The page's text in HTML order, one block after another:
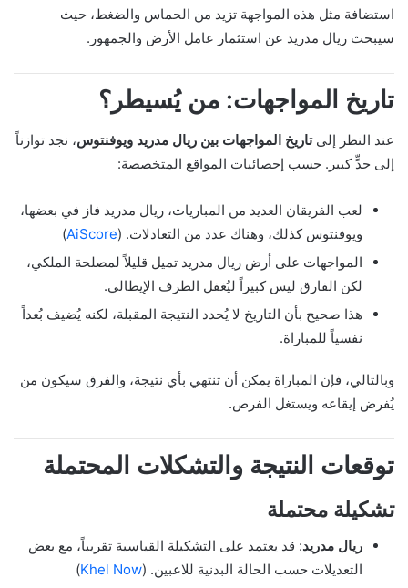
استضافة مثل هذه المواجهة تزيد من الحماس والضغط، حيث
سيبحث ريال مدريد عن استثمار عامل الأرض والجمهور.
تاريخ المواجهات: من يُسيطر؟
عند النظر إلىتاريخ المواجهات بين ريال مدريد ويوفنتوس، نجد توازناً
إلى حدٍّ كبير. حسب إحصائيات المواقع المتخصصة:
لعب الفريقان العديد من المباريات، ريال مدريد فاز في بعضها،
ويوفنتوس كذلك، وهناك عدد من التعادلات. (AiScore
)
المواجهات على أرض ريال مدريد تميل قليلاً لمصلحة الملكي،
لكن الفارق ليس كبيراً ليُغفل الطرف الإيطالي.
هذا صحيح بأن التاريخ لا يُحدد النتيجة المقبلة، لكنه يُضيف بُعداً
نفسياً للمباراة.
وبالتالي، فإن المباراة يمكن أن تنتهي بأي نتيجة، والفرق سيكون من
يُفرض إيقاعه ويستغل الفرص.
توقعات النتيجة والتشكلات المحتملة
تشكيلة محتملة
ريال مدريد: قد يعتمد على التشكيلة القياسية تقريباً، مع بعض
التعديلات حسب الحالة البدنية للاعبين. (Khel Now
)